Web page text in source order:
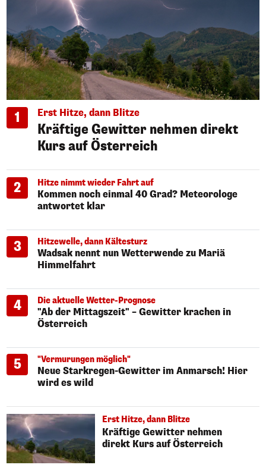
1 Erst Hitze, dann Blitze
Kräftige Gewitter nehmen direkt
Kurs auf Österreich
2 Hitze nimmt wieder Fahrt auf
Kommen noch einmal 40 Grad? Meteorologe
antwortet klar
3 Hitzewelle, dann Kältesturz
Wadsak nennt nun Wetterwende zu Mariä
Himmelfahrt
4 Die aktuelle Wetter-Prognose
"Ab der Mittagszeit" – Gewitter krachen in
Österreich
5 "Vermurungen möglich"
Neue Starkregen-Gewitter im Anmarsch! Hier
wird es wild
Erst Hitze, dann Blitze
Kräftige Gewitter nehmen
direkt Kurs auf Österreich